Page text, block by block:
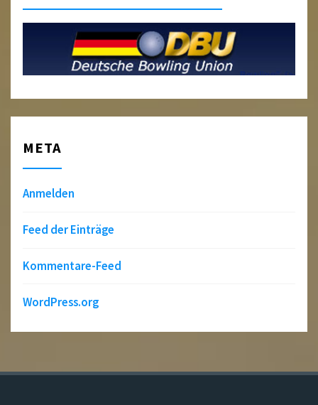
META
Anmelden
Feed der Einträge
Kommentare-Feed
WordPress.org